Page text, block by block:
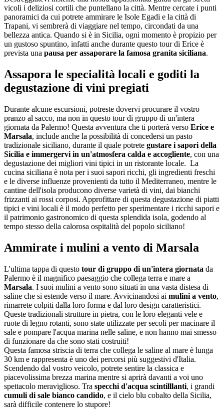
vicoli i deliziosi cortili che puntellano la città. Mentre cercate i punti
panoramici da cui potrete ammirare le Isole Egadi e la città di
Trapani, vi sembrerà di viaggiare nel tempo, circondati da una
bellezza antica. Quando si è in Sicilia, ogni momento è propizio per
un gustoso spuntino, infatti anche durante questo tour di Erice è
prevista una pausa per assaporare la famosa granita siciliana.
Assapora le specialità locali e goditi la
degustazione di vini pregiati
Durante alcune escursioni, potreste dovervi procurare il vostro
pranzo al sacco, ma non in questo tour di gruppo di un'intera
giornata da Palermo! Questa avventura che ti porterà verso Erice e
Marsala, include anche la possibilità di concedersi un pasto
tradizionale siciliano, durante il quale potrete gustare i sapori della
Sicilia e immergervi in un'atmosfera calda e accogliente, con una
degustazione dei migliori vini tipici in un ristorante locale. La
cucina siciliana è nota per i suoi sapori ricchi, gli ingredienti freschi
e le diverse influenze provenienti da tutto il Mediterraneo, mentre le
cantine dell'isola producono diverse varietà di vini, dai bianchi
frizzanti ai rossi corposi. Approfittare di questa degustazione di piatti
tipici e vini locali è il modo perfetto per sperimentare i ricchi sapori e
il patrimonio gastronomico di questa splendida isola, godendo al
tempo stesso della calorosa ospitalità del popolo siciliano!
Ammirate i mulini a vento di Marsala
L'ultima tappa di questo tour di gruppo di un'intera giornata da
Palermo è il magnifico paesaggio che collega terra e mare a
Marsala. I suoi mulini a vento sono situati in una vasta distesa di
saline che si estende verso il mare. Avvicinandosi ai mulini a vento,
rimarrete colpiti dalla loro forma e dal loro design caratteristici.
Queste tradizionali strutture in pietra, con le loro eleganti vele e
ruote di legno rotanti, sono state utilizzate per secoli per macinare il
sale e pompare l'acqua marina nelle saline, e non hanno mai smesso
di funzionare da che sono stati costruiti!
Questa famosa striscia di terra che collega le saline al mare è lunga
30 km e rappresenta è uno dei percorsi più suggestivi d'Italia.
Scendendo dal vostro veicolo, potrete sentire la classica e
piacevolissima brezza marina mentre si aprirà davanti a voi uno
spettacolo meraviglioso. Tra specchi d'acqua scintilllanti, i grandi
cumuli di sale bianco candido, e il cielo blu cobalto della Sicilia,
sarà difficile contenere lo stupore!